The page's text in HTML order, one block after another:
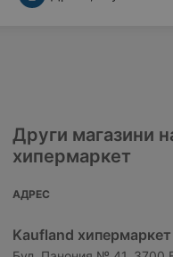
Други магазини
хипермаркет
АДРЕС
Kaufland хипермаркет